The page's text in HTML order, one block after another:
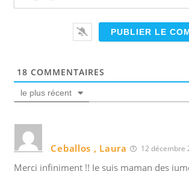
18 COMMENTAIRES
le plus récent
Ceballos , Laura 12 décembre
Merci infiniment !! Je suis maman des